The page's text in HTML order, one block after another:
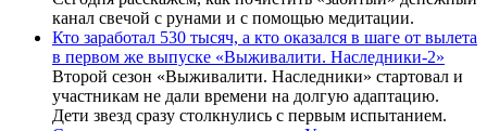
канал свечой с рунами и с помощью медитации.
Кто заработал 530 тысяч, а кто оказался в шаге от вылета
в первом же выпуске «Выживалити. Наследники-2»
Второй сезон «Выживалити. Наследники» стартовал и
участникам не дали времени на долгую адаптацию.
Дети звезд сразу столкнулись с первым испытанием.